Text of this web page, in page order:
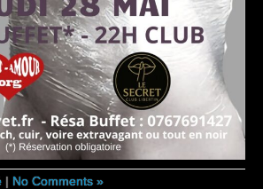
| No Comments »